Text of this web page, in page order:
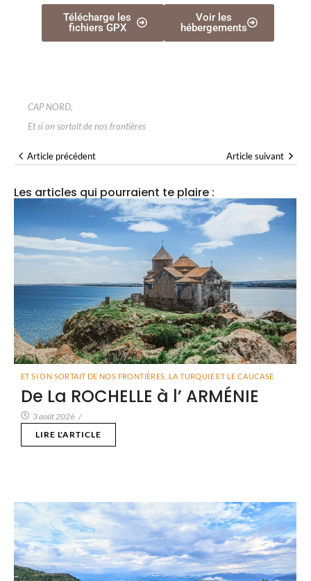
Télécharge les
fichiers GPX
Voir les
hébergements
CAP NORD,
Et si on sortait de nos frontières
Article précédent Article suivant
Les articles qui pourraient te plaire :
ET SI ON SORTAIT DE NOS FRONTIÈRES LA TURQUIE ET LE CAUCASE
De La ROCHELLE à l’ ARMÉNIE
3 août 2026 /
LIRE L'ARTICLE